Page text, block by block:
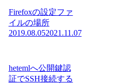
Firefoxの設定ファ
イルの場所
2019.08.052021.11.07
hetemlへ公開鍵認
証でSSH接続する